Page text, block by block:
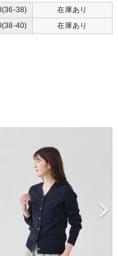
38)
在庫あり
40)
在庫あり